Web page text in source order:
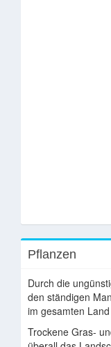
Pflanzen
Durch die
den ständigen
im gesamten
Trockene Gras-